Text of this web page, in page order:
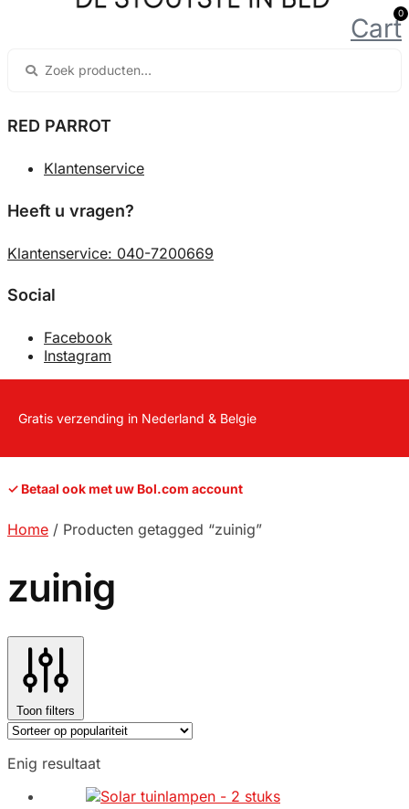
0
Cart
RED PARROT
Klantenservice
Heeft u vragen?
Klantenservice: 040-7200669
Social
Facebook
Instagram
Gratis verzending in Nederland & Belgie
✓ Betaal ook met uw Bol.com account
Home / Producten getagged “zuinig”
zuinig
Toon filters
Enig resultaat